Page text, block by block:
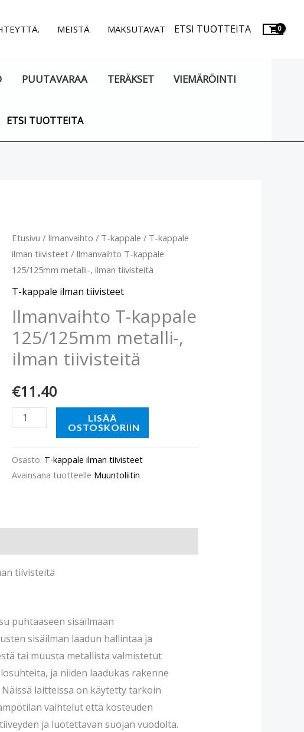
MEISTÄ MAKSUTAVAT ETSI TUOTTEITA
PUUTAVARAA TERÄKSET VIEMÄRÖINTI
ETSI TUOTTEITA
Etusivu / Ilmanvaihto / T-kappale / T-kappale
ilman tiivisteet / Ilmanvaihto T-kappale
125/125mm metalli-, ilman tiivisteitä
T-kappale ilman tiivisteet
Ilmanvaihto T-kappale
125/125mm metalli-,
ilman tiivisteitä
€11.40
Ilmanvaihto
T-
kappale
125/125mm
metalli-,
ilman
tiivisteitä
määrä
LISÄÄ
OSTOSKORIIN
Osasto: T-kappale ilman tiivisteet
Avainsana tuotteelle Muuntoliitin
tiivisteitä
puhtaaseen sisäilmaan
sisäilman laadun hallintaa ja
tai muusta metallista valmistetut
ja niiden laadukas rakenne
laitteissa on käytetty tarkoin
vaihtelut että kosteuden
ja luotettavan suojan vuodolta.